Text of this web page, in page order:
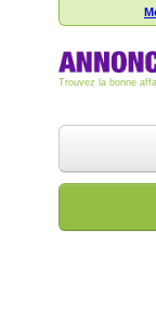
Trouvez la bonne